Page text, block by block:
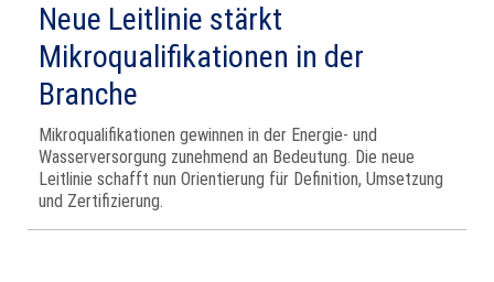
Neue Leitlinie stärkt
Mikroqualifikationen in der
Branche
Mikroqualifikationen gewinnen in der Energie- und
Wasserversorgung zunehmend an Bedeutung. Die neue
Leitlinie schafft nun Orientierung für Definition, Umsetzung
und Zertifizierung.